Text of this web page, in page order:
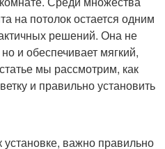
на потолок остается одним
решений. Она не
и обеспечивает мягкий,
мы рассмотрим, как
и правильно установить
установке, важно правильно